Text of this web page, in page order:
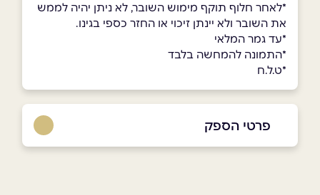
*לאחר חלוף תוקף מימוש השובר, לא ניתן יהיה לממש
את השובר ולא יינתן זיכוי או החזר כספי בגינו.
*עד גמר המלאי
*התמונה להמחשה בלבד
*ט.ל.ח
פרטי הספק